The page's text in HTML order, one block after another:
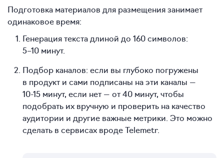
Подготовка материалов для размещения занимает
одинаковое время:
Генерация текста длиной до 160 символов:
5–10 минут.
Подбор каналов: если вы глубоко погружены
в продукт и сами подписаны на эти каналы —
10-15 минут, если нет — от 40 минут, чтобы
подобрать их вручную и проверить на качество
аудитории и другие важные метрики. Это можно
сделать в сервисах вроде Telemetr.